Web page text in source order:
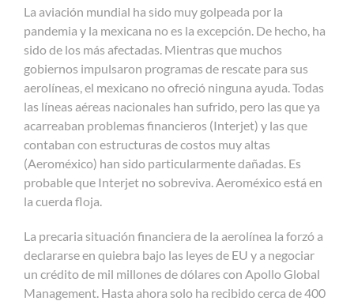
La aviación mundial ha sido muy golpeada por la
pandemia y la mexicana no es la excepción. De hecho, ha
sido de los más afectadas. Mientras que muchos
gobiernos impulsaron programas de rescate para sus
aerolíneas, el mexicano no ofreció ninguna ayuda. Todas
las líneas aéreas nacionales han sufrido, pero las que ya
acarreaban problemas financieros (Interjet) y las que
contaban con estructuras de costos muy altas
(Aeroméxico) han sido particularmente dañadas. Es
probable que Interjet no sobreviva. Aeroméxico está en
la cuerda floja.
La precaria situación financiera de la aerolínea la forzó a
declararse en quiebra bajo las leyes de EU y a negociar
un crédito de mil millones de dólares con Apollo Global
Management. Hasta ahora solo ha recibido cerca de 400